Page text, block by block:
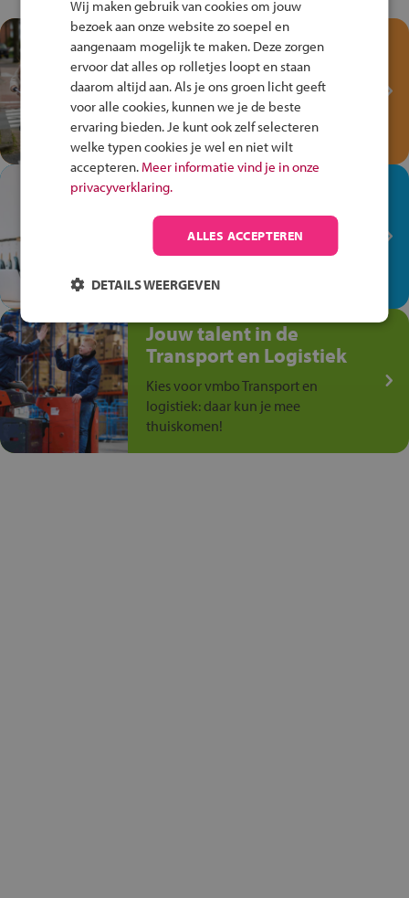
Test je kennis met het
Fiets Veilig
Verkeersspel!
Speel het Fiets Veilig Verkeersspel
en win een Cortina-fiets!
In de winkel ben je op je
plek!
Ontdek via het vmbo jouw talent
op de winkelvloer, waar elke dag
anders is!
Jouw talent in de
Transport en Logistiek
Kies voor vmbo Transport en
logistiek: daar kun je mee
thuiskomen!
Wij maken gebruik van cookies om jouw
bezoek aan onze website zo soepel en
aangenaam mogelijk te maken. Deze zorgen
ervoor dat alles op rolletjes loopt en staan
daarom altijd aan. Als je ons groen licht geeft
voor alle cookies, kunnen we je de beste
ervaring bieden. Je kunt ook zelf selecteren
welke typen cookies je wel en niet wilt
accepteren. Meer informatie vind je in onze
privacyverklaring.
ALLES ACCEPTEREN
DETAILS WEERGEVEN